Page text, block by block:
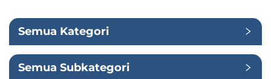
Penggunaan
Semua Kategori
Semua Subkategori